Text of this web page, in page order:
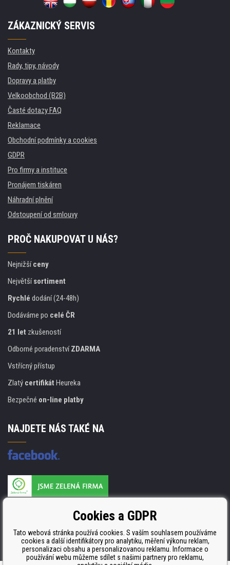
ZÁKAZNICKÝ SERVIS
Kontakty
Rady, tipy, návody
Dopravy a platby
Velkoobchod (B2B)
Časté dotazy FAQ
Reklamace
Obchodní podmínky a cookies
GDPR
Pro firmy a instituce
Pronájem tiskáren
Náhradní plnění
Odstoupení od smlouvy
PROČ NAKUPOVAT U NÁS?
Nejnižšíceny
Největšísortiment
Rychlé dodání (24-48h)
Dodáváme po celé ČR
21 let zkušeností
Odborné poradenstvíZDARMA
Vstřícný přístup
Zlatý certifikát Heureka
Bezpečné on-line platby
NAJDETE NÁS TAKÉ NA
ISO 9001. ISO 14001 a STMC.Cookies a GDPR
Tato webová stránka používá cookies. S vaším souhlasem používáme
cookies a další identifikátory pro analytiku, měření výkonu reklam,
personalizaci obsahu a personalizovanou reklamu. Informace o
používání webu můžeme sdílet s našimi partnery pro reklamu,